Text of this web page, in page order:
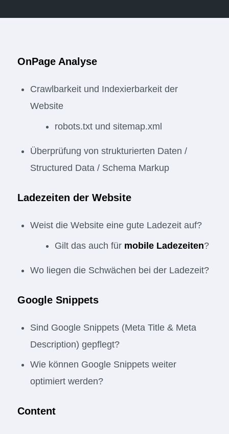
OnPage Analyse
Crawlbarkeit und Indexierbarkeit der
Website
robots.txt und sitemap.xml
Überprüfung von strukturierten Daten /
Structured Data / Schema Markup
Ladezeiten der Website
Weist die Website eine gute Ladezeit auf?
Gilt das auch für mobile Ladezeiten?
Wo liegen die Schwächen bei der Ladezeit?
Google Snippets
Sind Google Snippets (Meta Title & Meta
Description) gepflegt?
Wie können Google Snippets weiter
optimiert werden?
Content